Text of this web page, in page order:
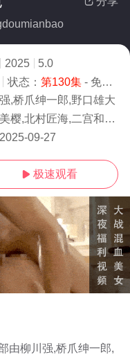
2025
5.0
状态： 第130集- 免费在线观看
,桥爪绅一郎,野口雄大
,二宫和也,松岛菜菜子,加濑亮,江口德子,河合优实,原菜乃华,吉田钢太郎
2025-09-27
 极速观看
由柳川强,桥爪绅一郎,